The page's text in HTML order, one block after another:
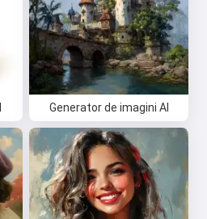
Generator de imagini AI